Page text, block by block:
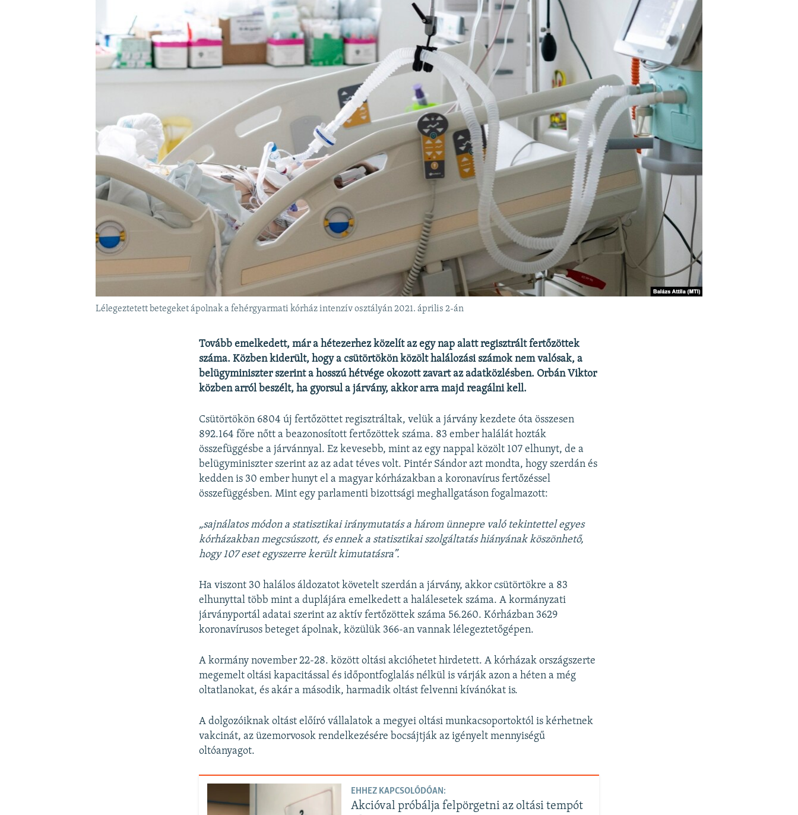
A MÚLT TANULSÁGAI
Lélegeztetett betegeket ápolnak a fehérgyarmati kórház intenzív osztályán 2021. április 2-án
Tovább emelkedett, már a hétezerhez közelít az egy nap alatt regisztrált fertőzöttek
száma. Közben kiderült, hogy a csütörtökön közölt halálozási számok nem valósak, a
belügyminiszter szerint a hosszú hétvége okozott zavart az adatközlésben. Orbán Viktor
közben arról beszélt, ha gyorsul a járvány, akkor arra majd reagálni kell.
Csütörtökön 6804 új fertőzöttet regisztráltak, velük a járvány kezdete óta összesen
892.164 főre nőtt a beazonosított fertőzöttek száma. 83 ember halálát hozták
összefüggésbe a járvánnyal. Ez kevesebb, mint az egy nappal közölt 107 elhunyt, de a
belügyminiszter szerint az az adat téves volt. Pintér Sándor azt mondta, hogy szerdán és
kedden is 30 ember hunyt el a magyar kórházakban a koronavírus fertőzéssel
összefüggésben. Mint egy parlamenti bizottsági meghallgatáson fogalmazott:
„sajnálatos módon a statisztikai iránymutatás a három ünnepre való tekintettel egyes
kórházakban megcsúszott, és ennek a statisztikai szolgáltatás hiányának köszönhető,
hogy 107 eset egyszerre került kimutatásra”.
Ha viszont 30 halálos áldozatot követelt szerdán a járvány, akkor csütörtökre a 83
elhunyttal több mint a duplájára emelkedett a halálesetek száma. A kormányzati
járványportál adatai szerint az aktív fertőzöttek száma 56.260. Kórházban 3629
koronavírusos beteget ápolnak, közülük 366-an vannak lélegeztetőgépen.
A kormány november 22-28. között oltási akcióhetet hirdetett. A kórházak országszerte
megemelt oltási kapacitással és időpontfoglalás nélkül is várják azon a héten a még
oltatlanokat, és akár a második, harmadik oltást felvenni kívánókat is.
A dolgozóiknak oltást előíró vállalatok a megyei oltási munkacsoportoktól is kérhetnek
vakcinát, az üzemorvosok rendelkezésére bocsájtják az igényelt mennyiségű
oltóanyagot.
EHHEZ KAPCSOLÓDÓAN:
Akcióval próbálja felpörgetni az oltási tempót